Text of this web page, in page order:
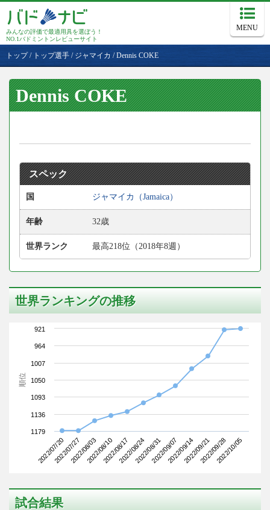
みんなの評価で最適用具を選ぼう！
NO.1バドミントンレビューサイト
MENU
トップ/ トップ選手 / ジャマイカ /Dennis COKE
Dennis COKE
スペック
国 ジャマイカ（Jamaica）
年齢 32歳
世界ランク 最高218位（2018年8週）
世界ランキングの推移
順位
2022/07/202022/07/272022/08/032022/08/102022/08/172022/08/242022/08/312022/09/072022/09/142022/09/212022/09/282022/10/05
921
964
1007
1050
1093
1136
1179
試合結果